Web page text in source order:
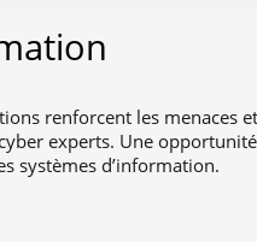
Numériques
renforcent les menaces
experts. Une
systèmes d’information.